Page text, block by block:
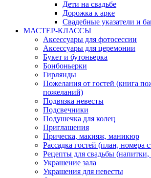
Дети на свадьбе
Дорожка к арке
Свадебные указатели и
МАСТЕР-КЛАССЫ
Аксессуары для фотосессии
Аксессуары для церемонии
Букет и бутоньерка
Бонбоньерки
Гирлянды
Пожелания от гостей (книга
пожеланий)
Подвязка невесты
Подсвечники
Подушечка для колец
Приглашения
Прическа, макияж, маникюр
Рассадка гостей (план, номера
Рецепты для свадьбы
Украшение зала
Украшения для невесты